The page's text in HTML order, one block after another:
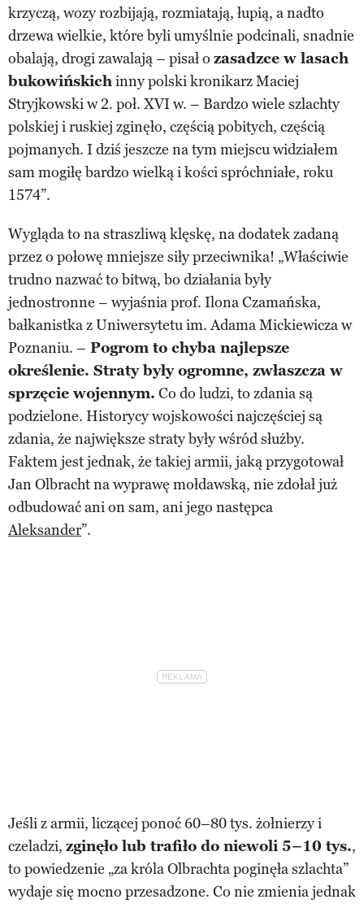
krzyczą, wozy rozbijają, rozmiatają, łupią, a nadto
drzewa wielkie, które byli umyślnie podcinali, snadnie
obalają, drogi zawalają – pisał o zasadzce w lasach
bukowińskichinny polski kronikarz Maciej
Stryjkowski w 2. poł. XVI w. – Bardzo wiele szlachty
polskiej i ruskiej zginęło, częścią pobitych, częścią
pojmanych. I dziś jeszcze na tym miejscu widziałem
sam mogiłę bardzo wielką i kości spróchniałe, roku
1574”.
Wygląda to na straszliwą klęskę, na dodatek zadaną
przez o połowę mniejsze siły przeciwnika! „Właściwie
trudno nazwać to bitwą, bo działania były
jednostronne – wyjaśnia prof. Ilona Czamańska,
bałkanistka z Uniwersytetu im. Adama Mickiewicza w
Poznaniu. – Pogrom to chyba najlepsze
określenie. Straty były ogromne, zwłaszcza w
sprzęcie wojennym. Co do ludzi, to zdania są
podzielone. Historycy wojskowości najczęściej są
zdania, że największe straty były wśród służby.
Faktem jest jednak, że takiej armii, jaką przygotował
Jan Olbracht na wyprawę mołdawską, nie zdołał już
odbudować ani on sam, ani jego następca
Aleksander”.
Jeśli z armii, liczącej ponoć 60–80 tys. żołnierzy i
czeladzi, zginęło lub trafiło do niewoli 5–10 tys.,
to powiedzenie „za króla Olbrachta poginęła szlachta”
wydaje się mocno przesadzone. Co nie zmienia jednak